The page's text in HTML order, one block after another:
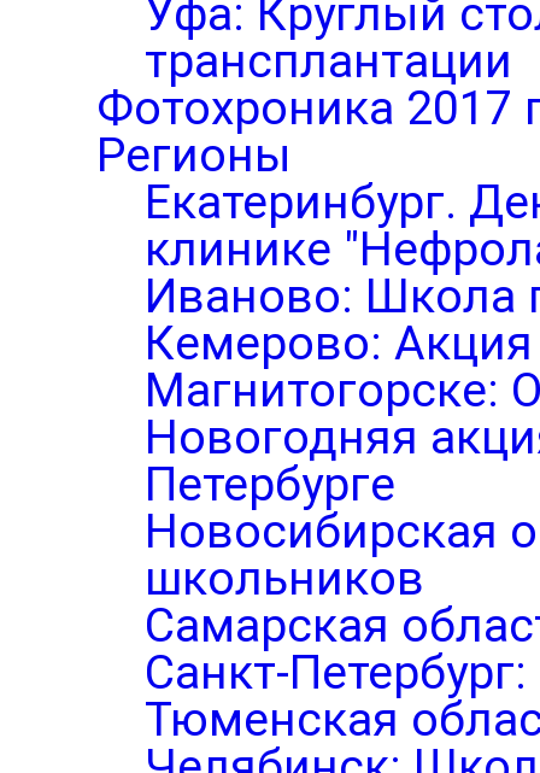
Уфа: Круглый
трансплантации
Фотохроника 2017
Регионы
Екатеринбург.
клинике
Иваново: Школа
Кемерово:
Магнитогорске:
Новогодняя
Петербурге
Новосибирская
школьников
Самарская
Санкт-
Тюменская